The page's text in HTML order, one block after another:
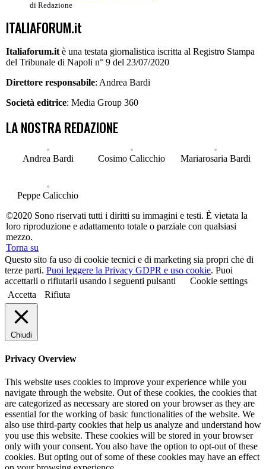
di Redazione
ITALIAFORUM.it
Italiaforum.it è una testata giornalistica iscritta al Registro Stampa
del Tribunale di Napoli n° 9 del 23/07/2020
Direttore responsabile: Andrea Bardi
Società editrice: Media Group 360
LA NOSTRA REDAZIONE
Andrea Bardi Cosimo Calicchio Mariarosaria Bardi
Peppe Calicchio
©2020 Sono riservati tutti i diritti su immagini e testi. È vietata la
loro riproduzione e adattamento totale o parziale con qualsiasi
mezzo.
Torna su
Questo sito fa uso di cookie tecnici e di marketing sia propri che di
terze parti. Puoi leggere la Privacy GDPR e uso cookie. Puoi
accettarli o rifiutarli usando i seguenti pulsanti
Cookie settings
Accetta
Rifiuta
Chiudi
Privacy Overview
This website uses cookies to improve your experience while you
navigate through the website. Out of these cookies, the cookies that
are categorized as necessary are stored on your browser as they are
essential for the working of basic functionalities of the website. We
also use third-party cookies that help us analyze and understand how
you use this website. These cookies will be stored in your browser
only with your consent. You also have the option to opt-out of these
cookies. But opting out of some of these cookies may have an effect